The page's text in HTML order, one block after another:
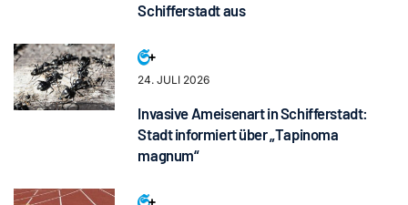
Schifferstadt aus
24. JULI 2026
Invasive Ameisenart in Schifferstadt:
Stadt informiert über „Tapinoma
magnum“